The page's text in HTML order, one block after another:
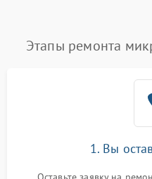
Появление запаха гари
Не работают сенсорные
Этапы ремонта
1. Вы